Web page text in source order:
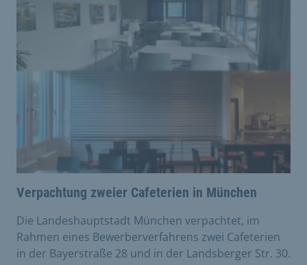
Verpachtung zweier Cafeterien in München
Die Landeshauptstadt München verpachtet, im
Rahmen eines Bewerberverfahrens zwei Cafeterien
in der Bayerstraße 28 und in der Landsberger Str. 30.